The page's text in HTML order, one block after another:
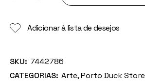
Adicionar à lista de desejos
SKU: 7442786
CATEGORIAS: Arte,Porto Duck Store